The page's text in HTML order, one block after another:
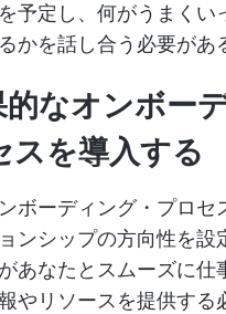
予定し、何がうまくい
かを話し合う必要があ
なオンボー
スを導入する
ボーディング・プロセ
ンシップの方向性を設
あなたとスムーズに仕
やリソースを提供する